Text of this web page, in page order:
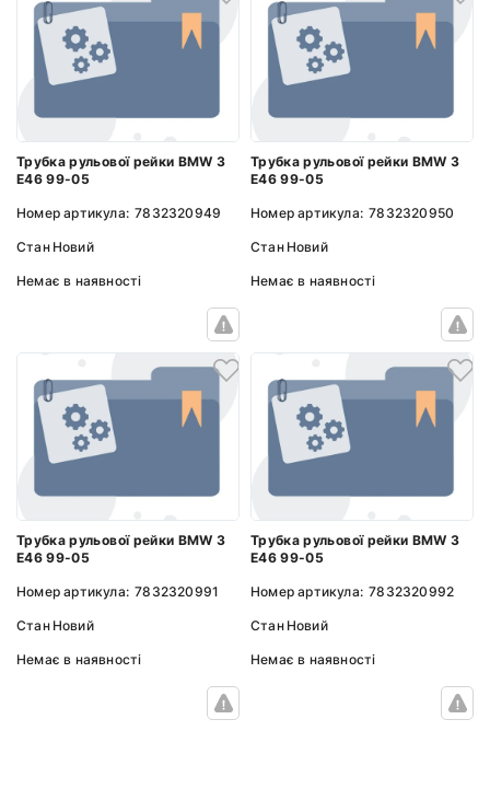
Трубка рульової рейки BMW 3
E46 99-05
Номер артикула: 7832320949
Стан Новий
Немає в наявності
Трубка рульової рейки BMW 3
E46 99-05
Номер артикула: 7832320950
Стан Новий
Немає в наявності
Трубка рульової рейки BMW 3
E46 99-05
Номер артикула: 7832320991
Стан Новий
Немає в наявності
Трубка рульової рейки BMW 3
E46 99-05
Номер артикула: 7832320992
Стан Новий
Немає в наявності